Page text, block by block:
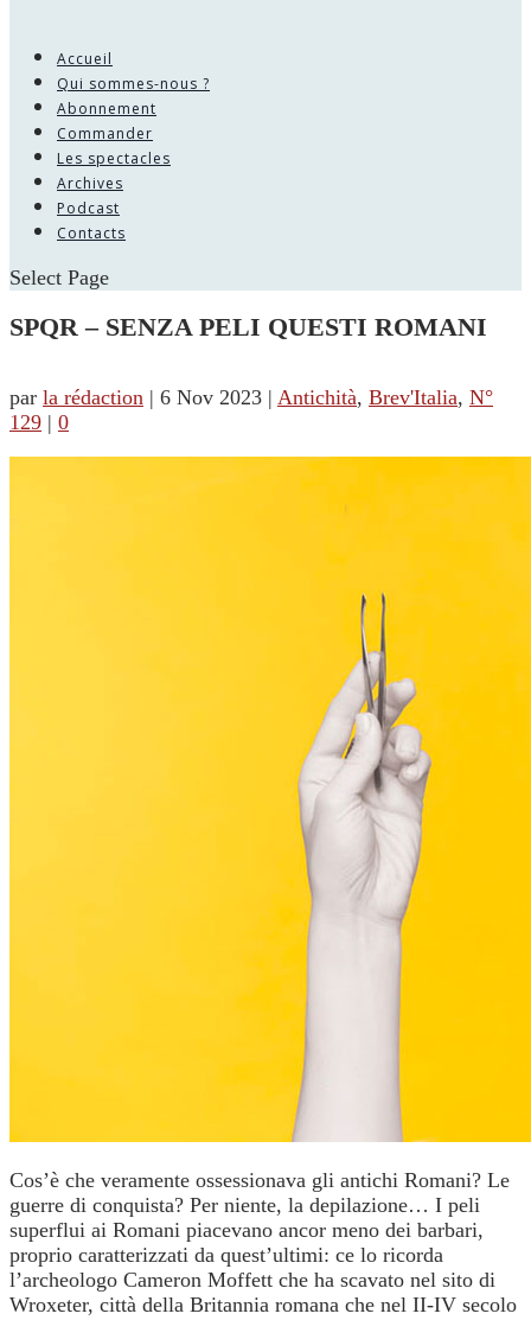
Accueil
Qui sommes-nous ?
Abonnement
Commander
Les spectacles
Archives
Podcast
Contacts
Select Page
SPQR – SENZA PELI QUESTI ROMANI
par la rédaction | 6 Nov 2023 | Antichità, Brev'Italia, N°
129 | 0
Cos’è che veramente ossessionava gli antichi Romani? Le
guerre di conquista? Per niente, la depilazione… I peli
superflui ai Romani piacevano ancor meno dei barbari,
proprio caratterizzati da quest’ultimi: ce lo ricorda
l’archeologo Cameron Moffett che ha scavato nel sito di
Wroxeter, città della Britannia romana che nel II-IV secolo